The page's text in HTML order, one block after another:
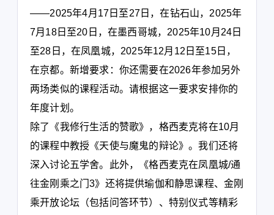
——2025年4月17日至27日，在钻石山，2025年
7月18日至20日，在墨西哥城，2025年10月24日
至28日，在凤凰城，2025年12月12日至15日，
在京都。新增要求：你还需要在2026年参加另外
两场类似的课程活动。请根据这一要求安排你的
年度计划。
除了《我修行生活的赞歌》，格西麦克将在10月
的课程中教授《天使与魔鬼的辩论》。我们还将
深入讨论五学舍。此外，《格西麦克在凤凰城/通
往金刚乘之门3》还将提供瑜伽和静思课程、金刚
乘开放论坛（包括问答环节）、特别仪式等精彩